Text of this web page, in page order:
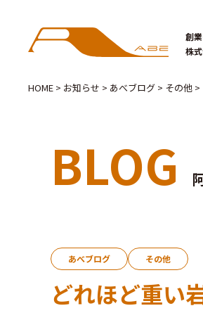
創
株
HOME > お知らせ > あべブログ > その他 >
BLOG
あべブログ その他
どれほど重い